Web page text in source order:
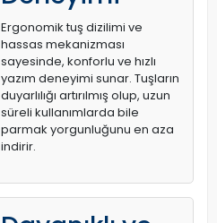
Ergonomik tuş dizilimi ve
hassas mekanizması
sayesinde, konforlu ve hızlı
yazım deneyimi sunar. Tuşların
duyarlılığı artırılmış olup, uzun
süreli kullanımlarda bile
parmak yorgunluğunu en aza
indirir.